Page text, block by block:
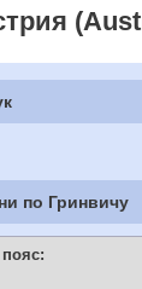
по Гринвичу